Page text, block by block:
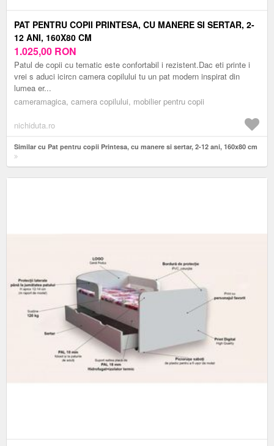
PAT PENTRU COPII PRINTESA, CU MANERE SI SERTAR, 2-
12 ANI, 160X80 CM
1.025,00 RON
Patul de copii cu tematic este confortabil i rezistent.Dac eti printe i
vrei s aduci icircn camera copilului tu un pat modern inspirat din
lumea er...
cameramagica, camera copilului, mobilier pentru copii
nichiduta.ro
Similar cu Pat pentru copii Printesa, cu manere si sertar, 2-12 ani, 160x80 cm